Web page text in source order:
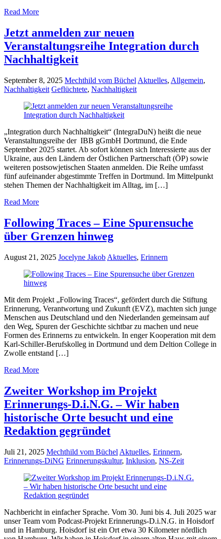
Read More
Jetzt anmelden zur neuen
Veranstaltungsreihe Integration durch
Nachhaltigkeit
September 8, 2025 Mechthild vom Büchel Aktuelles, Allgemein,
Nachhaltigkeit Geflüchtete, Nachhaltigkeit
„Integration durch Nachhaltigkeit“ (IntegraDuN) heißt die neue
Veranstaltungsreihe der IBB gGmbH Dortmund, die Ende
September 2025 startet. Ab sofort können sich Interessierte aus der
Ukraine, aus den Ländern der Östlichen Partnerschaft (ÖP) sowie
weiteren postsowjetischen Staaten anmelden. Die Reihe umfasst
fünf aufeinander abgestimmte Treffen in Dortmund. Im Mittelpunkt
stehen Themen der Nachhaltigkeit im Alltag, im […]
Read More
Following Traces – Eine Spurensuche
über Grenzen hinweg
August 21, 2025 Jocelyne Jakob Aktuelles, Erinnern
Mit dem Projekt „Following Traces“, gefördert durch die Stiftung
Erinnerung, Verantwortung und Zukunft (EVZ), machten sich junge
Menschen aus Deutschland und den Niederlanden gemeinsam auf
den Weg, Spuren der Geschichte sichtbar zu machen und neue
Formen des Erinnerns zu entwickeln. In enger Kooperation mit dem
Karl-Schiller-Berufskolleg in Dortmund und dem Deltion College in
Zwolle entstand […]
Read More
Zweiter Workshop im Projekt
Erinnerungs-D.i.N.G. – Wir haben
historische Orte besucht und eine
Redaktion gegründet
Juli 21, 2025 Mechthild vom Büchel Aktuelles, Erinnern,
Erinnerungs-DiNG Erinnerungskultur, Inklusion, NS-Zeit
Nachbericht in einfacher Sprache. Vom 30. Juni bis 4. Juli 2025 war
unser Team vom Podcast-Projekt Erinnerungs-D.i.N.G. in Hoisdorf
und in Hamburg. Hoisdorf ist ein Ort etwa 30 Kilometer nördlich